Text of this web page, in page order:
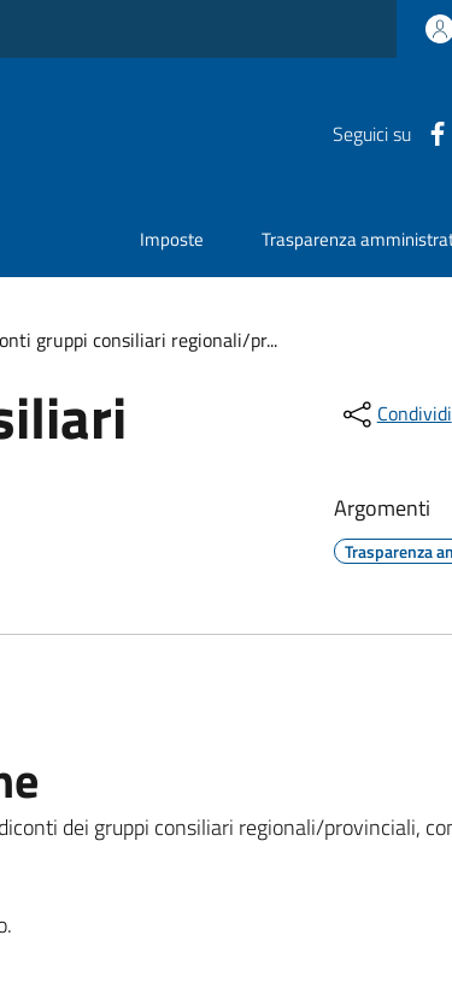
Seguici su
Imposte Trasparenza
gruppi consiliari regionali/pr...
Condividi
Argomenti
Trasparenza
dei gruppi consiliari regionali/provinciali,